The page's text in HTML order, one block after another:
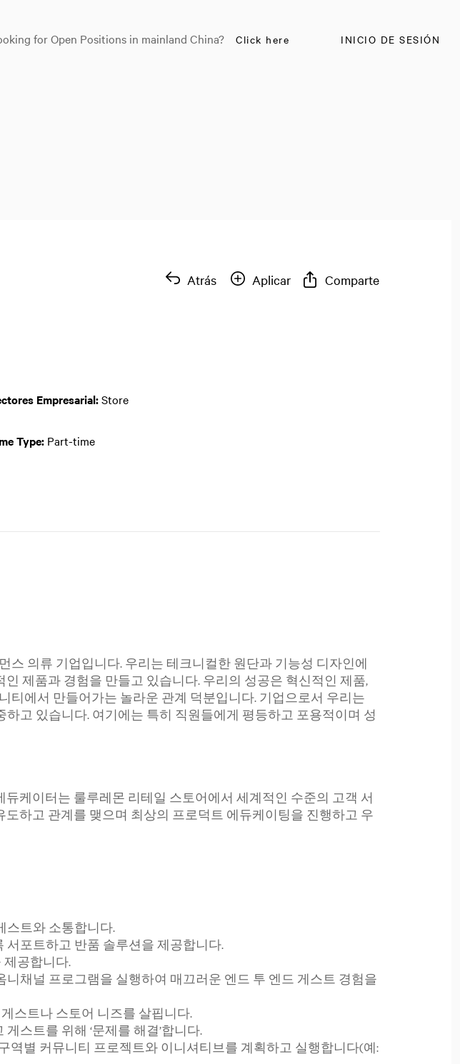
INICIO DE SESIÓN
for Open Positions in mainland China? Click here
Atrás Aplicar Comparte
Empresarial:Store
Type: Part-time
스 의류 기업입니다. 우리는 테크니컬한 원단과 기능성 디자인에
제품과 경험을 만들고 있습니다. 우리의 성공은 혁신적인 제품,
티에서 만들어가는 놀라운 관계 덕분입니다. 기업으로서 우리는
고 있습니다. 여기에는 특히 직원들에게 평등하고 포용적이며 성
케이터는 룰루레몬 리테일 스토어에서 세계적인 수준의 고객 서
하고 관계를 맺으며 최상의 프로덕트 에듀케이팅을 진행하고 우
스트와 소통합니다.
포트하고 반품 솔루션을 제공합니다.
공합니다.
채널 프로그램을 실행하여 매끄러운 엔드 투 엔드 게스트 경험을
스트나 스토어 니즈를 살핍니다.
스트를 위해 ‘문제를 해결’합니다.
역별 커뮤니티 프로젝트와 이니셔티브를 계획하고 실행합니다(예: